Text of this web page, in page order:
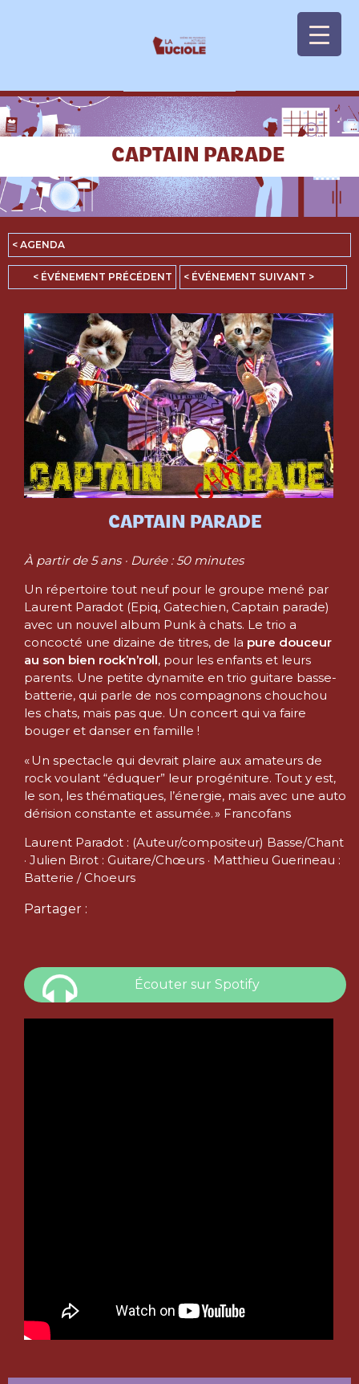
CAPTAIN PARADE
< AGENDA
< ÉVÉNEMENT PRÉCÉDENT < ÉVÉNEMENT SUIVANT >
CAPTAIN PARADE
À partir de 5 ans · Durée : 50 minutes
Un répertoire tout neuf pour le groupe mené par
Laurent Paradot (Epiq, Gatechien, Captain parade)
avec un nouvel album Punk à chats. Le trio a
concocté une dizaine de titres, de la pure douceur
au son bien rock’n’roll, pour les enfants et leurs
parents. Une petite dynamite en trio guitare basse-
batterie, qui parle de nos compagnons chouchou
les chats, mais pas que. Un concert qui va faire
bouger et danser en famille !
« Un spectacle qui devrait plaire aux amateurs de
rock voulant “éduquer” leur progéniture. Tout y est,
le son, les thématiques, l’énergie, mais avec une auto
dérision constante et assumée. » Francofans
Laurent Paradot : (Auteur/compositeur) Basse/Chant
· Julien Birot : Guitare/Chœurs · Matthieu Guerineau :
Batterie / Choeurs
Partager :
Écouter sur Spotify